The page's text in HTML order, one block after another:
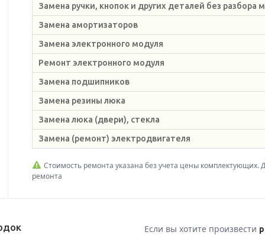
Замена ручки, кнопок и других деталей без разбора
Замена амортизаторов
Замена электронного модуля
Ремонт электронного модуля
Замена подшипников
Замена резины люка
Замена люка (двери), стекла
Замена (ремонт) электродвигателя
Стоимость ремонта указана без учета цены комплектующих.
ремонта
Если вы хотите произвести